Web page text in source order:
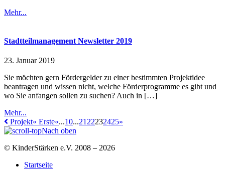
Mehr...
Stadtteilmanagement Newsletter 2019
23. Januar 2019
Sie möchten gern Fördergelder zu einer bestimmten Projektidee
beantragen und wissen nicht, welche Förderprogramme es gibt und
wo Sie anfangen sollen zu suchen? Auch in […]
Mehr...
Projekt« Erste«...10...21 22232425»
Nach oben
© KinderStärken e.V. 2008 – 2026
Startseite